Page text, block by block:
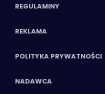
REGULAMINY
REKLAMA
POLITYKA PRYWATNOŚCI
NADAWCA